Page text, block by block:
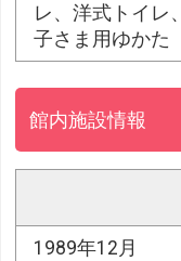
レ、洋式トイレ
子さま用ゆかた
館内施設情報
1989年12月